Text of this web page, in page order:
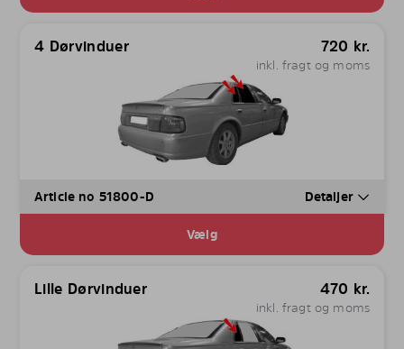
4 Dørvinduer 720 kr.
inkl. fragt og moms
Article no 51800-D Detaljer
Vælg
Lille Dørvinduer 470 kr.
inkl. fragt og moms